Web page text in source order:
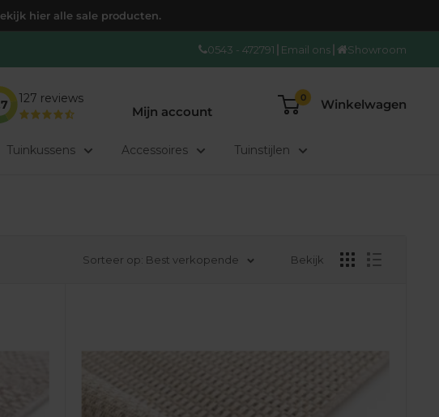
hier alle sale producten.
0543 - 472791 Email ons Showroom
127 reviews
Mijn account
0 Winkelwagen
Tuinkussens Accessoires Tuinstijlen
Sorteer op: Best verkopende Bekijk